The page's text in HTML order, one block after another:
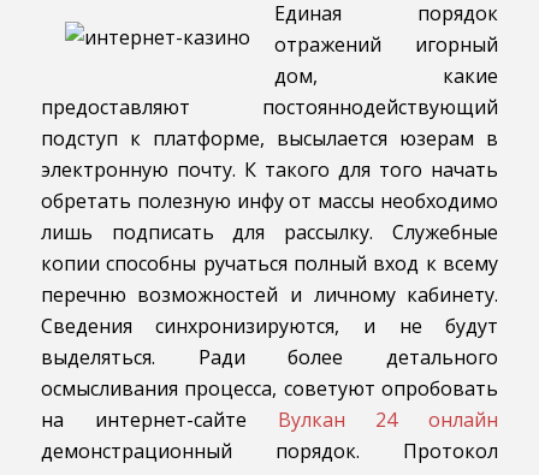
Единая порядок
отражений игорный
дом, какие
предоставляют постояннодействующий
подступ к платформе, высылается юзерам в
электронную почту. К такого для того начать
обретать полезную инфу от массы необходимо
лишь подписать для рассылку. Служебные
копии способны ручаться полный вход к всему
перечню возможностей и личному кабинету.
Сведения синхронизируются, и не будут
выделяться. Ради более детального
осмысливания процесса, советуют опробовать
на интернет-сайте Вулкан 24 онлайн
демонстрационный порядок. Протокол